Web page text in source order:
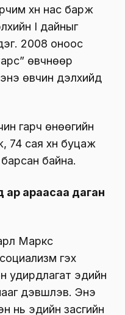
хүн нас барж
I дайныг
2008 оноос
өвчнөөр
өвчин дэлхийд
гарч өнөөгийн
74 сая хүн буцаж
байна.
ар араасаа даган
Маркс
гэх
удирдлагат эдийн
дэвшүү­лэв. Энэ
нь эдийн засгийн